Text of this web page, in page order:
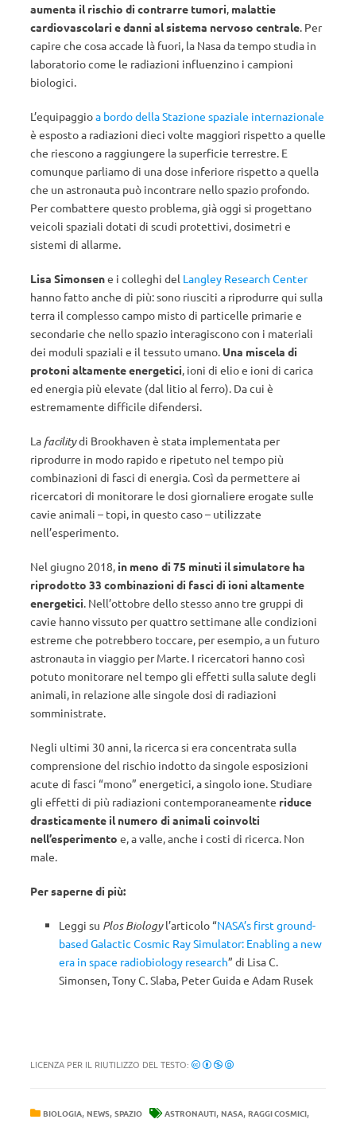
aumenta il rischio di contrarre tumori, malattie
cardiovascolari e danni al sistema nervoso centrale. Per
capire che cosa accade là fuori, la Nasa da tempo studia in
laboratorio come le radiazioni influenzino i campioni
biologici.
L’equipaggioa bordo della Stazione spaziale internazionale
è esposto a radiazioni dieci volte maggiori rispetto a quelle
che riescono a raggiungere la superficie terrestre. E
comunque parliamo di una dose inferiore rispetto a quella
che un astronauta può incontrare nello spazio profondo.
Per combattere questo problema, già oggi si progettano
veicoli spaziali dotati di scudi protettivi, dosimetri e
sistemi di allarme.
Lisa Simonsene i colleghi del Langley Research Center
hanno fatto anche di più: sono riusciti a riprodurre qui sulla
terra il complesso campo misto di particelle primarie e
secondarie che nello spazio interagiscono con i materiali
dei moduli spaziali e il tessuto umano. Una miscela di
protoni altamente energetici, ioni di elio e ioni di carica
ed energia più elevate (dal litio al ferro). Da cui è
estremamente difficile difendersi.
La facilitydi Brookhaven è stata implementata per
riprodurre in modo rapido e ripetuto nel tempo più
combinazioni di fasci di energia. Così da permettere ai
ricercatori di monitorare le dosi giornaliere erogate sulle
cavie animali – topi, in questo caso – utilizzate
nell’esperimento.
Nel giugno 2018, in meno di 75 minuti il simulatore ha
riprodotto 33 combinazioni di fasci di ioni altamente
energetici. Nell’ottobre dello stesso anno tre gruppi di
cavie hanno vissuto per quattro settimane alle condizioni
estreme che potrebbero toccare, per esempio, a un futuro
astronauta in viaggio per Marte. I ricercatori hanno così
potuto monitorare nel tempo gli effetti sulla salute degli
animali, in relazione alle singole dosi di radiazioni
somministrate.
Negli ultimi 30 anni, la ricerca si era concentrata sulla
comprensione del rischio indotto da singole esposizioni
acute di fasci “mono” energetici, a singolo ione. Studiare
gli effetti di più radiazioni contemporaneamente riduce
drasticamente il numero di animali coinvolti
nell’esperimento e, a valle, anche i costi di ricerca. Non
male.
Per saperne di più:
Leggi su Plos Biologyl’articolo “NASA’s first ground-
based Galactic Cosmic Ray Simulator: Enabling a new
era in space radiobiology research” di Lisa C.
Simonsen, Tony C. Slaba, Peter Guida e Adam Rusek
LICENZA PER IL RIUTILIZZO DEL TESTO:
BIOLOGIA, NEWS, SPAZIO ASTRONAUTI, NASA, RAGGI COSMICI,